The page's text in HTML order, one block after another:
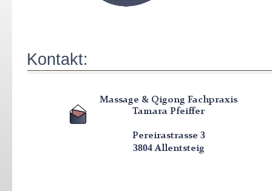
Kontakt:
Massage & Qigong Fachpraxis
Tamara Pfeiffer
Pereirastrasse 3
3804Allentsteig